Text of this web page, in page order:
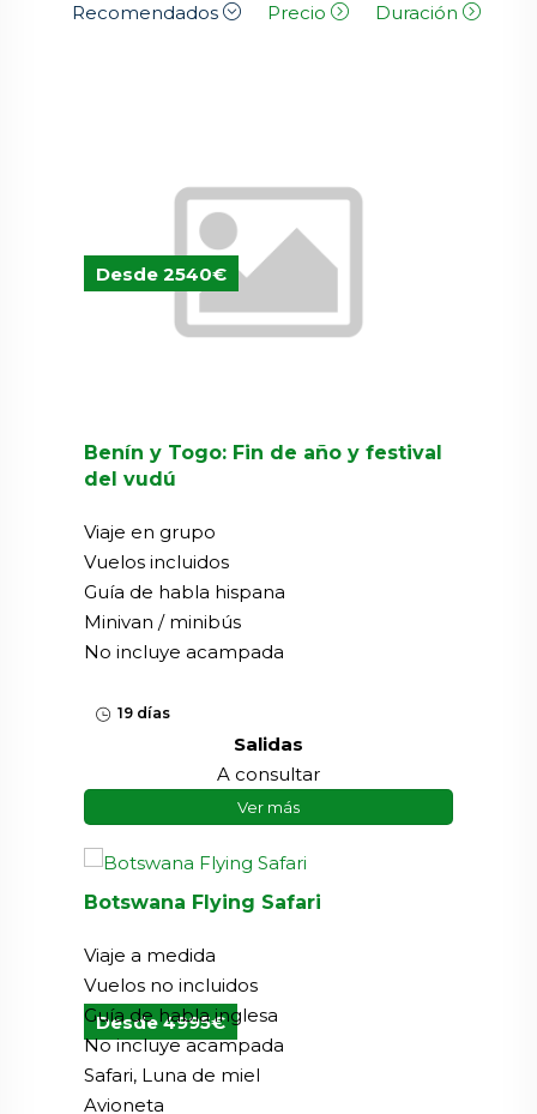
Recomendados
Precio Duración
Desde 2540€
Benín y Togo: Fin de año y festival
del vudú
Viaje en grupo
Vuelos incluidos
Guía de habla hispana
Minivan / minibús
No incluye acampada
19 días
Salidas
A consultar
Ver más
Desde 4995€
Botswana Flying Safari
Viaje a medida
Vuelos no incluidos
Guía de habla inglesa
No incluye acampada
Safari, Luna de miel
Avioneta